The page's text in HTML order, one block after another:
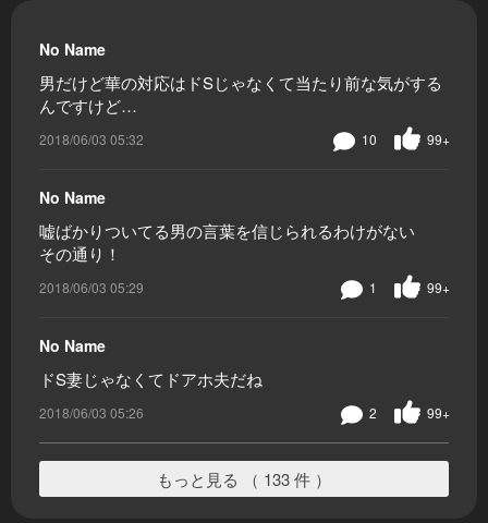
No Name
男だけど華の対応はドSじゃなくて当たり前な気がする
んですけど…
2018/06/03 05:32 99+
10
No Name
嘘ばかりついてる男の言葉を信じられるわけがない
その通り！
2018/06/03 05:29 99+
1
No Name
ドS妻じゃなくてドアホ夫だね
2018/06/03 05:26 99+
2
もっと見る （ 133 件 ）